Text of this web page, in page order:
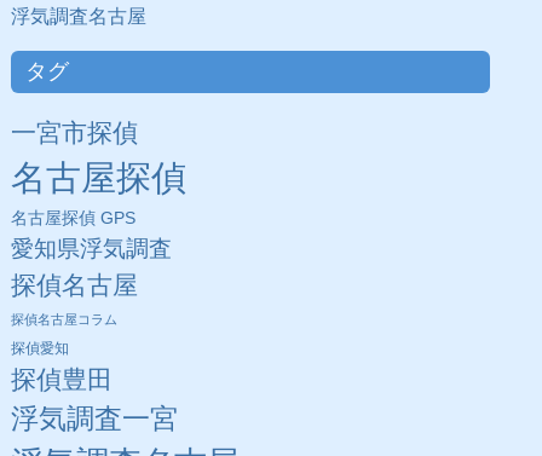
浮気調査名古屋
タグ
一宮市探偵
名古屋探偵
名古屋探偵 GPS
愛知県浮気調査
探偵名古屋
探偵名古屋コラム
探偵愛知
探偵豊田
浮気調査一宮